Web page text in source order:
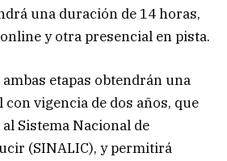
una duración de 14 horas,
y otra presencial en pista.
etapas obtendrán una
vigencia de dos años, que
Sistema Nacional de
(SINALIC), y permitirá